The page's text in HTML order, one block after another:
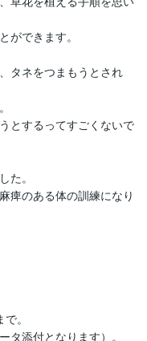
ができます。
タネをつまもうとされ
とするってすごくないで
た。
痺のある体の訓練になり
。
タ添付となります）。